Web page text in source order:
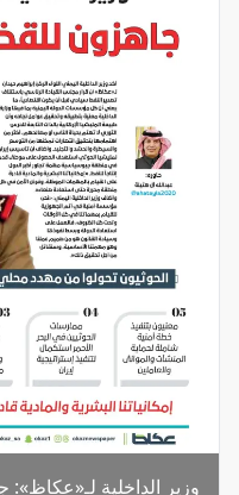
وزير الداخلية